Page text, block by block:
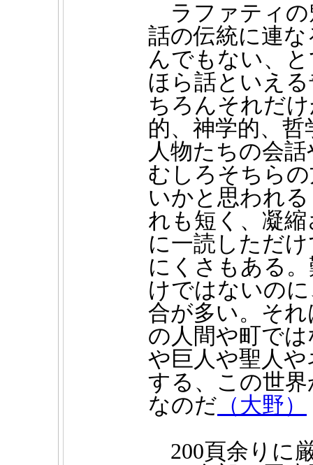
ラファティの
話の伝統に連
んでもない、
ほら話といえ
ちろんそれだ
的、神学的、
人物たちの会
むしろそちら
いかと思われ
れも短く、凝
に一読しただ
にくさもある
けではないの
合が多い。そ
の人間や町で
や巨人や聖人
する、この世
なのだ （大野）
200頁余りに